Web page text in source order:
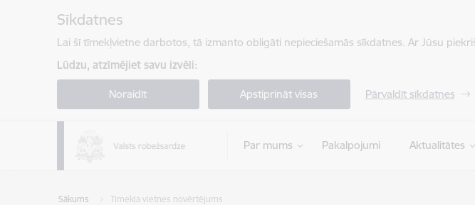
Sīkdatnes
Lai šī tīmekļvietne darbotos, tā izmanto obligāti nepieciešamās sīkdatnes. Ar Jūsu
Lūdzu, atzīmējiet savu izvēli:
Noraidīt Apstiprināt visas Pārvaldīt sīkdatnes
Par mums Pakalpojumi Aktualitātes
Sākums Tīmekļa vietnes novērtējums